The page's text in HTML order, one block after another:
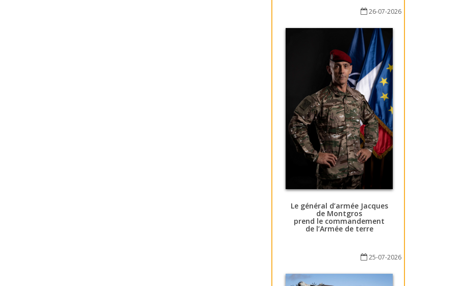
26-07-2026
Le général d’armée Jacques
de Montgros
prend le commandement
de l’Armée de terre
25-07-2026